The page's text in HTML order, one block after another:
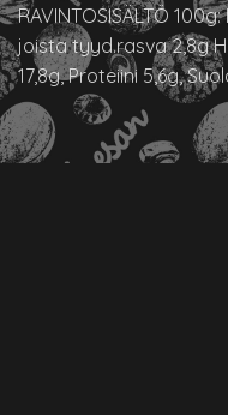
RAVINTOSISÄLTÖ
joista tyyd.rasva 2,8g
17,8g, Proteiini 5,6g,